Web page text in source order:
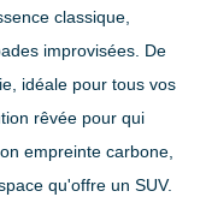
classique,
improvisées. De
idéale pour tous vos
rêvée pour qui
empreinte carbone,
qu'offre un SUV.